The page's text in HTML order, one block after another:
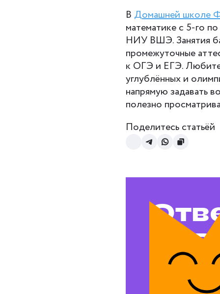
В Домашней школе
математике с 5-го
НИУ ВШЭ. Занятия
промежуточные
к ОГЭ и ЕГЭ.
углублённых и
напрямую задавать
полезно
Поделитесь статьёй
на